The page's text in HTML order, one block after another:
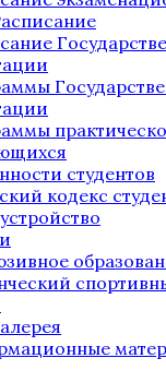
студентов
кодекс